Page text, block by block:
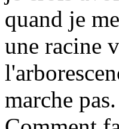
quand je
une racine
marche pas.